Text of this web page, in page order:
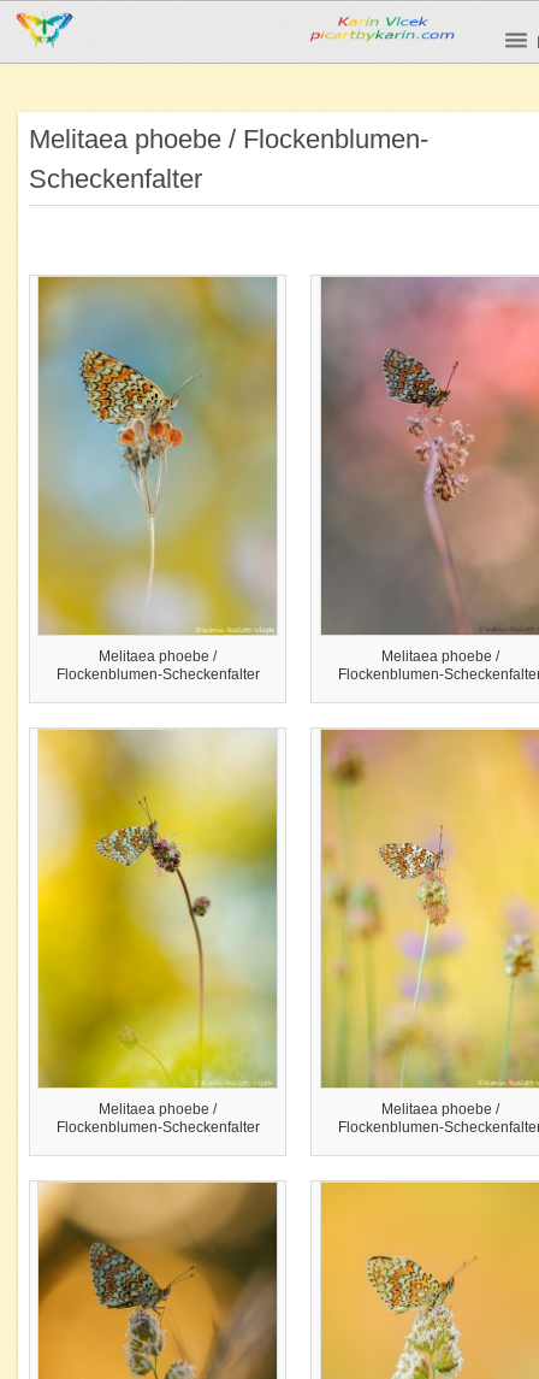
Melitaea phoebe / Flockenblumen-
Scheckenfalter
Melitaea phoebe /
Flockenblumen-Scheckenfalter
Melitaea phoebe /
Flockenblumen-
Melitaea phoebe /
Flockenblumen-Scheckenfalter
Melitaea phoebe /
Flockenblumen-